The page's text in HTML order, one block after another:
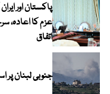
عزم کا اعادہ،
اتفاق
جنوبی لبنان